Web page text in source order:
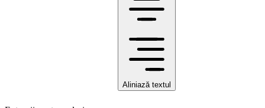
Aliniază textul